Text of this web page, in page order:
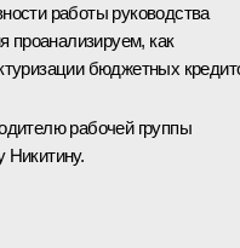
работы руководства
проанализируем, как
бюджетных
рабочей группы
Никитину.